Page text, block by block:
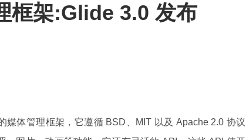
框架:Glide 3.0 发布
媒体管理框架，它遵循 BSD、MIT 以及 Apache 2.0 协议